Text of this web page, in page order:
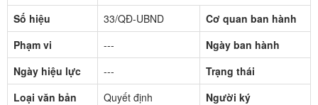
Số hiệu
33/QĐ-UBND
Cơ quan ban hành
Phạm vi
---
Ngày ban hành
Ngày hiệu lực
---
Trạng thái
Loại văn bản
Quyết định
Người ký